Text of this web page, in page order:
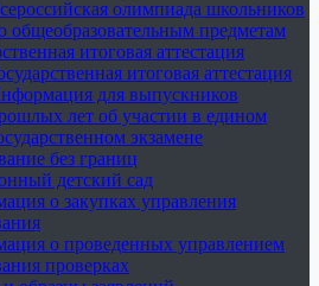
олимпиада школьников
общеобразовательным предметам
итоговая аттестация
итоговая аттестация
для выпускников
лет об участии в едином
экзамене
без границ
детский сад
о закупках управления
о проведенных управлением
проверках